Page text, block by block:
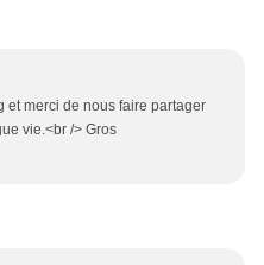
et merci de nous faire partager
vie.<br /> Gros